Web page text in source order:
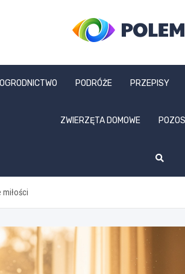
polemika.pl
OGRODNICTWO PODRÓŻE PRZEPISY
ZWIERZĘTA DOMOWE
miłości